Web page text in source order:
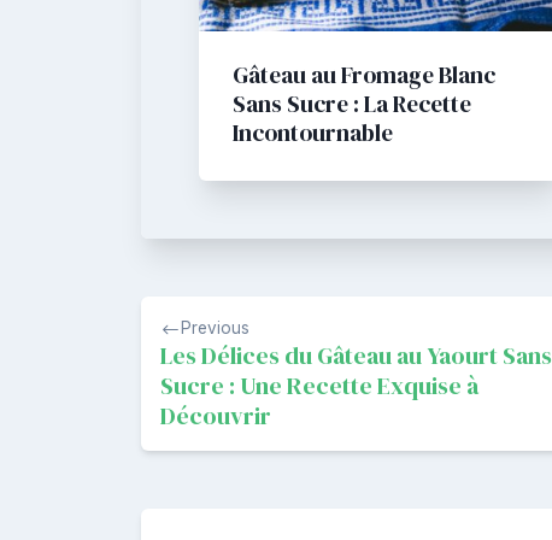
Gâteau au Fromage Blanc
Sans Sucre : La Recette
Incontournable
Navigation
de
l’article
Previous
Les Délices du Gâteau au Yaourt Sans
Sucre : Une Recette Exquise à
Découvrir